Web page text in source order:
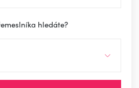
hledáte?